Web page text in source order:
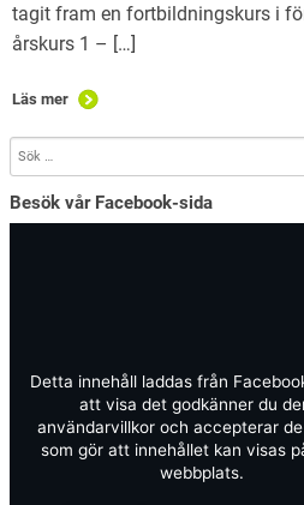
tagit fram en fortbildningskurs i
årskurs 1 – […]
Läs mer
Besök vår Facebook-sida
Detta innehåll laddas från
att visa det godkänner du
användarvillkor och accepterar
som gör att innehållet kan visas
webbplats.